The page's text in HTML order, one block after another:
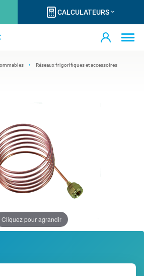
CALCULATEURS
Réseaux frigorifiques et accessoires
Cliquez pour agrandir